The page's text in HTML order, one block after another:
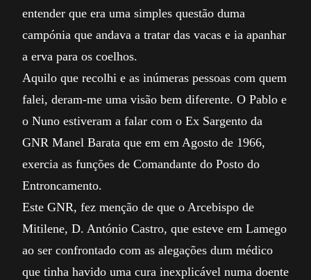
entender que era uma simples questão duma
campónia que andava a tratar das vacas e ia apanhar
a erva para os coelhos.
Aquilo que recolhi e as inúmeras pessoas com quem
falei, deram-me uma visão bem diferente. O Pablo e
o Nuno estiveram a falar com o Ex Sargento da
GNR Manel Barata que em em Agosto de 1966,
exercia as funções de Comandante do Posto do
Entroncamento.
Este GNR, fez menção de que o Arcebispo de
Mitilene, D. António Castro, que esteve em Lamego
ao ser confrontado com as alegações dum médico
que tinha havido uma cura inexplicável numa doente